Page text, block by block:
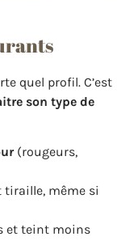
quel profil. C’est
son type de
(rougeurs,
tiraille, même si
et teint moins